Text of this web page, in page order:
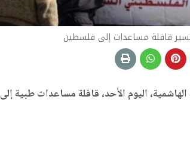
تسير قافلة مساعدات إلى فلسطين
الهاشمية، اليوم الأحد، قافلة مساعدات طبية إلى